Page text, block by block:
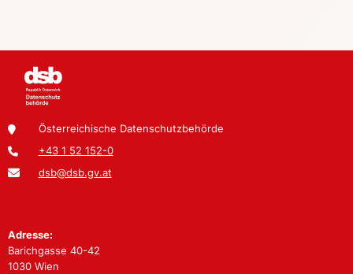
Österreichische Datenschutzbehörde
+43 1 52 152-0
dsb@dsb.gv.at
Adresse:
Barichgasse 40-42
1030 Wien